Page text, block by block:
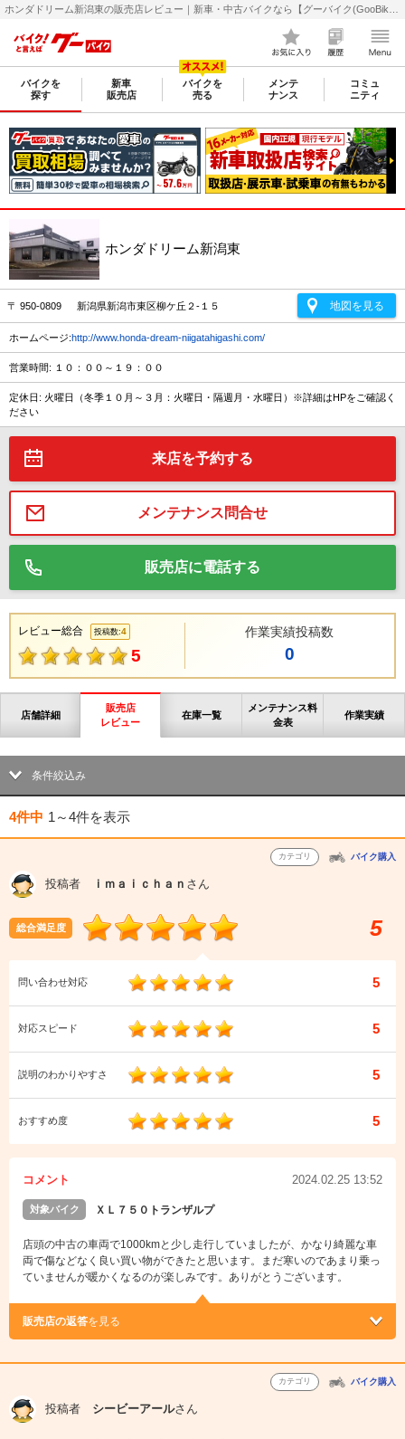
バイクを
探す
新車
販売店
バイクを
売る
メンテ
ナンス
コミュ
ニティ
ホンダドリーム新潟東
〒 950-0809 新潟県新潟市東区柳ケ丘２-１５ 地図を見る
ホームページ:http://www.honda-dream-niigatahigashi.com/
営業時間: １０：００～１９：００
定休日: 火曜日（冬季１０月～３月：火曜日・隔週月・水曜日）※詳細はHPをご確認く
ださい
来店を予約する
メンテナンス問合せ
販売店に電話する
レビュー総合 投稿数:4
5
作業実績投稿数
0
店舗詳細
販売店
レビュー
在庫一覧
メンテナンス料
金表
作業実績
条件絞込み
4件中 1～4件を表示
カテゴリ バイク購入
投稿者 ｉｍａｉｃｈａｎ さん
総合満足度 5
問い合わせ対応 5
対応スピード 5
説明のわかりやすさ 5
おすすめ度 5
コメント 2024.02.25 13:52
対象バイク ＸＬ７５０トランザルプ
店頭の中古の車両で1000kmと少し走行していましたが、かなり綺麗な車
両で傷などなく良い買い物ができたと思います。まだ寒いのであまり乗っ
ていませんが暖かくなるのが楽しみです。ありがとうございます。
販売店の返答を見る
カテゴリ バイク購入
投稿者 シービーアールさん